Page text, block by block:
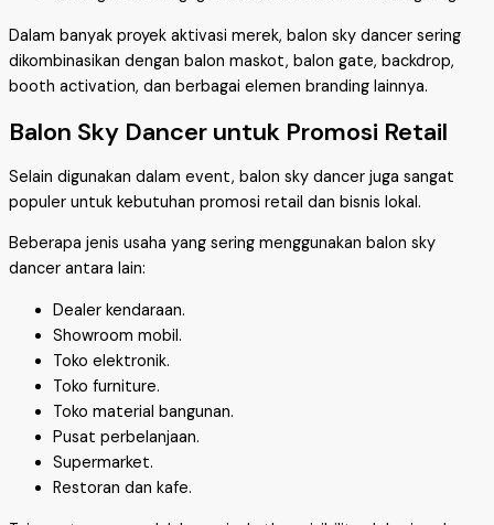
Dalam banyak proyek aktivasi merek, balon sky dancer sering
dikombinasikan dengan balon maskot, balon gate, backdrop,
booth activation, dan berbagai elemen branding lainnya.
Balon Sky Dancer untuk Promosi Retail
Selain digunakan dalam event, balon sky dancer juga sangat
populer untuk kebutuhan promosi retail dan bisnis lokal.
Beberapa jenis usaha yang sering menggunakan balon sky
dancer antara lain:
Dealer kendaraan.
Showroom mobil.
Toko elektronik.
Toko furniture.
Toko material bangunan.
Pusat perbelanjaan.
Supermarket.
Restoran dan kafe.